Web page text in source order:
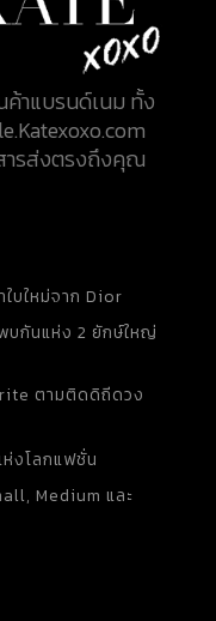
ค้าแบรนด์เนม ทั้ง
ารส่งตรงถึงคุณ
บใหม่จาก Dior
กันแห่ง 2 ยักษ์ใหญ่
ตามติดดิถีดวง
ห่งโลกแฟชั่น
Medium และ